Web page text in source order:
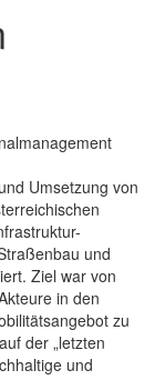
Umsetzung von
und
Ziel war von
in den
zu
der „letzten
und